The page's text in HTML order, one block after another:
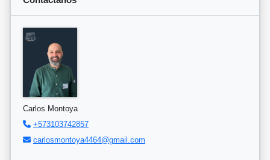
Carlos Montoya
+573103742857
carlosmontoya4464@gmail.com